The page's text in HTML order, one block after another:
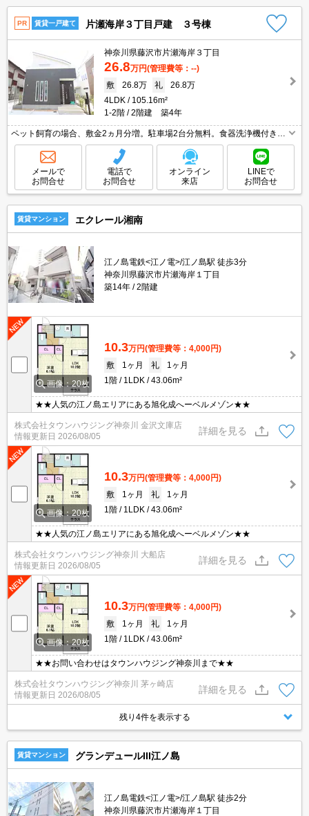
PR 賃貸一戸建て 片瀬海岸３丁目戸建 ３号棟
神奈川県藤沢市片瀬海岸３丁目
26.8万円(管理費等：--)
敷
26.8万 礼
26.8万
4LDK
105.16m²
1-2階
2階建 築4年
ペット飼育の場合、敷金2ヵ月分増。駐車場2台分無料。食器洗浄機付き。
床暖房。駅近。テラス散水栓有り。海岸へ600m。吹き抜けで清潔感のあ
る建物。戸建賃貸物件。ハイルーフ可。非喫煙者限定。
メールで
お問合せ
電話で
お問合せ
オンライン
来店
LINEで
お問合せ
賃貸マンション エクレール湘南
江ノ島電鉄<江ノ電>/江ノ島駅 徒歩3分
神奈川県藤沢市片瀬海岸１丁目
築14年
2階建
画像：20枚
10.3万円(管理費等：4,000円)
敷
1ヶ月 礼
1ヶ月
1階
1LDK 43.06m²
★★人気の江ノ島エリアにある旭化成へーベルメゾン★★
株式会社タウンハウジング神奈川 金沢文庫店
情報更新日 2026/08/05
詳細を見る
画像：20枚
10.3万円(管理費等：4,000円)
敷
1ヶ月 礼
1ヶ月
1階
1LDK 43.06m²
★★人気の江ノ島エリアにある旭化成へーベルメゾン★★
株式会社タウンハウジング神奈川 大船店
情報更新日 2026/08/05
詳細を見る
画像：20枚
10.3万円(管理費等：4,000円)
敷
1ヶ月 礼
1ヶ月
1階
1LDK 43.06m²
★★お問い合わせはタウンハウジング神奈川まで★★
株式会社タウンハウジング神奈川 茅ヶ崎店
情報更新日 2026/08/05
詳細を見る
残り4件を表示する
賃貸マンション グランデュールIII江ノ島
江ノ島電鉄<江ノ電>/江ノ島駅 徒歩2分
神奈川県藤沢市片瀬海岸１丁目